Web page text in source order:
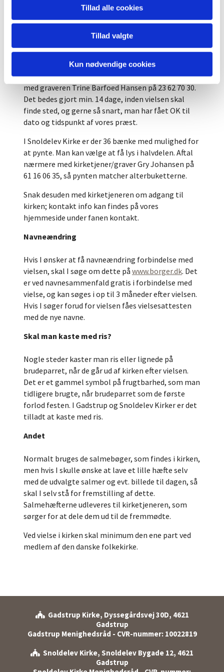
Tillad alle cookies
Tillad valgte
Kun nødvendige cookies
ved alteret, hvor man knæler, hvor der kun kan
sættes grønt. Vaserne er på størrelse med
reagensglas. Derudover er det muligt at sætte 2
buketter på selve alterbordet, så alle blomster
OBS: Man skal lave en aftale om pyntning af kirken
med graveren Trine Barfoed Hansen på 23 62 70 30.
Det bedes gjort min. 14 dage, inden vielsen skal
finde sted, og gerne så snart, man har fået OK til
dato og tidspunkt af vores præst.
I Snoldelev Kirke er der 36 bænke med mulighed for
at pynte. Man kan vælge at få lys i halvdelen. Aftal
nærmere med kirketjener/graver Gry Johansen på
61 16 06 35, så pynten matcher alterbuketterne.
Snak desuden med kirketjeneren om adgang til
kirken; kontakt info kan findes på vores
hjemmeside under fanen kontakt.
Navneændring
Hvis I ønsker at få navneændring forbindelse med
vielsen, skal I søge om dette på www.borger.dk. Det
er ved navnesammenfald gratis i forbindelse med
vielse, og kan søges i op til 3 måneder efter vielsen.
Hvis I søger forud for vielsen fåes vielsesattesten
med de nye navne.
Skal man kaste med ris?
Nogle steder kaster man ris eller lignede på
brudeparret, når de går ud af kirken efter vielsen.
Det er et gammel symbol på frugtbarhed, som man
tidligere brugte, når brudeparret som de første
forlod festen. I Gadstrup og Snoldelev Kirker er det
tilladt at kaste med ris.
Andet
Normalt bruges de salmebøger, som findes i kirken,
men hvis I skulle ønske at lave et lille hæfte selv
med de udvalgte salmer og evt. billede til dagen, så
skal I selv stå for fremstilling af dette.
Salmehæfterne udleveres til kirketjeneren, som
sørger for at dele dem ud til de fremmødte.
Ved vielse i kirken skal minimum den ene part ved
medlem af den danske folkekirke.
Gadstrup Kirke, Dyssegårdsvej 30D, 4621
Gadstrup
Gadstrup Menighedsråd - CVR-nummer: 10022819
 Snoldelev Kirke, Snoldelev Bygade 12, 4621
Gadstrup